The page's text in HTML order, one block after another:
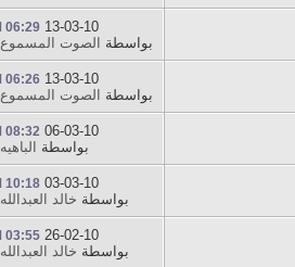
13-03-10
06:29 PM
بواسطة الصوت المسموع
13-03-10
06:26 PM
بواسطة الصوت المسموع
06-03-10
08:32 PM
بواسطة الباهيه
03-03-10
10:18 PM
بواسطة خالد العبدالله
26-02-10
03:55 PM
بواسطة خالد العبدالله